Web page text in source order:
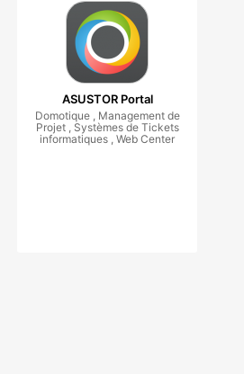
ASUSTOR Portal
Domotique , Management de
Projet , Systèmes de Tickets
informatiques , Web Center